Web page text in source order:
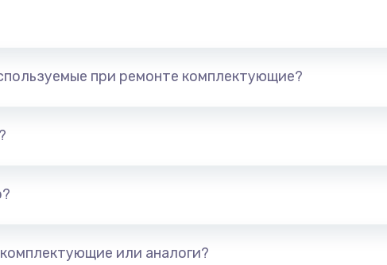
при ремонте комплектующие?
или аналоги?